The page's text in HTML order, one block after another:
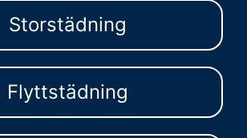
Storstädning
Flyttstädning